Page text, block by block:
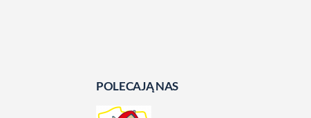
POLECAJĄ NAS